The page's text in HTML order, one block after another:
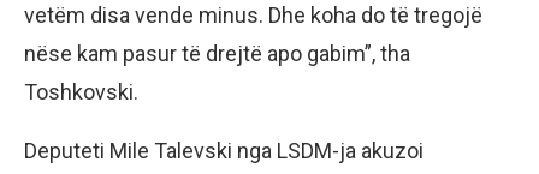
vetëm disa vende minus. Dhe koha do të tregojë
nëse kam pasur të drejtë apo gabim”, tha
Toshkovski.
Deputeti Mile Talevski nga LSDM-ja akuzoi